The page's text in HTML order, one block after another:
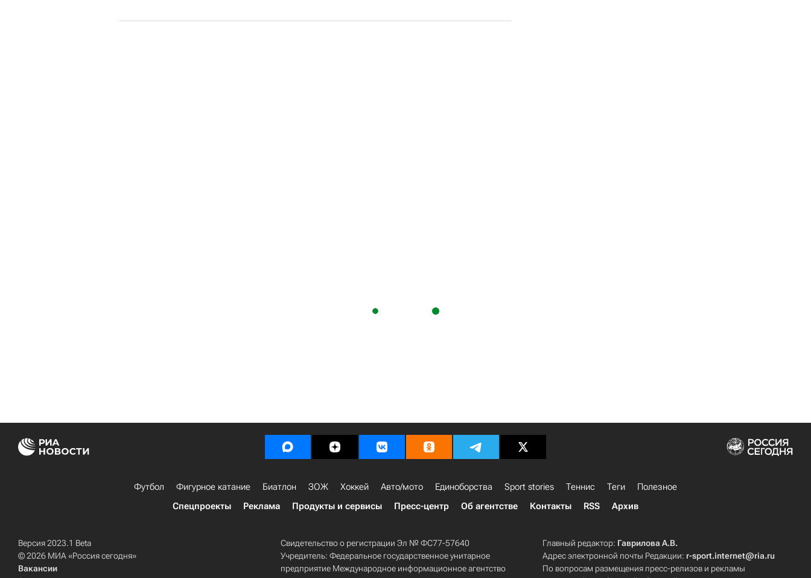
Футбол Фигурное катание Биатлон ЗОЖ Хоккей Авто/мото Единоборства Sport stories Теннис Теги
Полезное
Спецпроекты
Реклама Продукты и сервисы Пресс-центр Об агентстве Контакты RSS Архив
Версия 2023.1 Beta
© 2026 МИА «Россия сегодня»
Вакансии
Свидетельство о регистрации Эл № ФС77-57640
Учредитель: Федеральное государственное унитарное
предприятие Международное информационное агентство
Главный редактор: Гаврилова А.В.
Адрес электронной почты Редакции: r-sport.internet@ria.ru
По вопросам размещения пресс-релизов и рекламы